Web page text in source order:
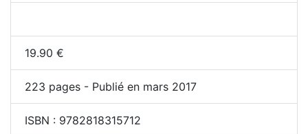
19.90 €
223 pages - Publié en mars 2017
ISBN : 9782818315712